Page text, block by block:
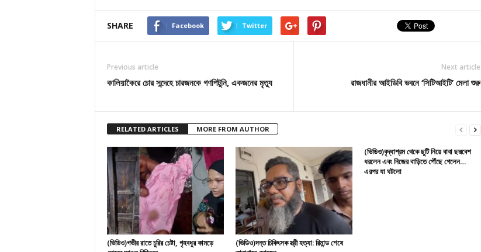
SHARE Facebook Twitter
Previous article
কালিয়াকৈরে চোর সন্দেহে চারজনকে গণপিটুনি, একজনের মৃত্যু
Next article
রাজধানীর আইডিবি ভবনে ‘সিটিআইটি’ মেলা শুরু
RELATED ARTICLES MORE FROM AUTHOR
(ভিডিও)গভীর রাতে চুরির চেষ্টা, গৃহবধূর কামড়ে
(ভিডিও)দন্ত চিকিৎসক স্ত্রী হত্যা: রিমান্ড শেষে
(ভিডিও)বৃদ্ধাশ্রম থেকে ছুটি নিয়ে বাবা ছদ্মবেশ
ধরলেন এবং নিজের বাড়িতে পৌঁছে গেলেন…
এরপর যা ঘটলো